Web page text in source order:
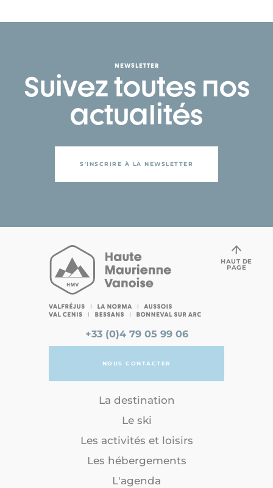
NEWSLETTER
Suivez toutes nos
actualités
S'INSCRIRE À LA NEWSLETTER
+33 (0)4 79 05 99 06
NOUS CONTACTER
La destination
Le ski
Les activités et loisirs
Les hébergements
L'agenda
HAUT DE
PAGE